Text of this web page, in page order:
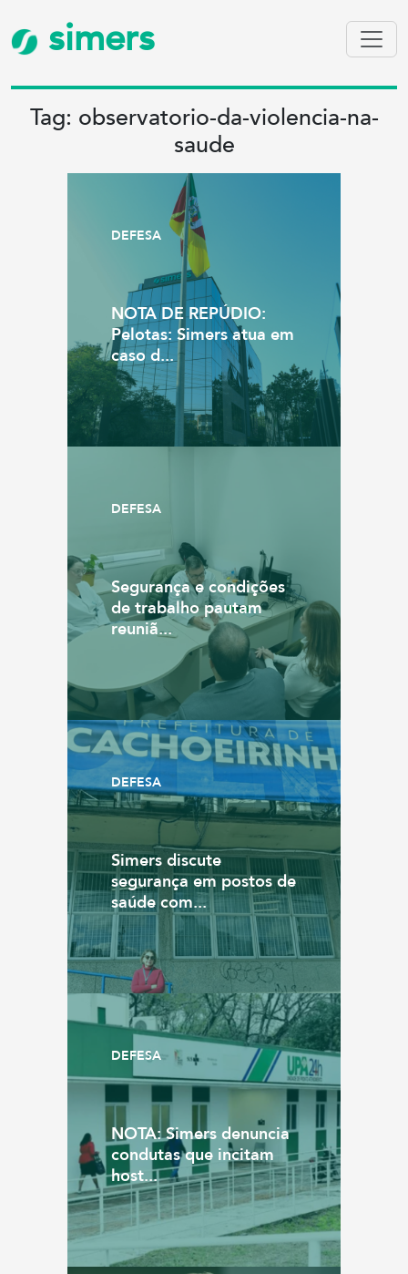
simers
Tag: observatorio-da-violencia-na-
saude
DEFESA
NOTA DE REPÚDIO:
Pelotas: Simers atua em
caso d...
DEFESA
Segurança e condições
de trabalho pautam
reuniã...
DEFESA
Simers discute
segurança em postos de
saúde com...
DEFESA
NOTA: Simers denuncia
condutas que incitam
host...